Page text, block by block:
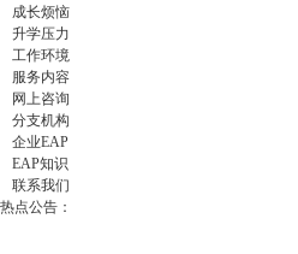
成长烦恼
升学压力
工作环境
服务内容
网上咨询
分支机构
企业EAP
EAP知识
联系我们
热点公告：